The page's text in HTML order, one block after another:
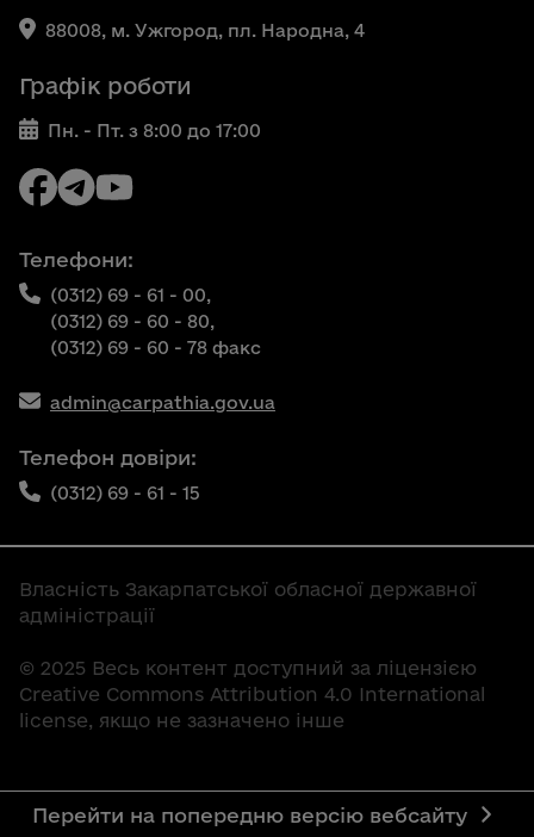
88008, м. Ужгород, пл. Народна, 4
Графік роботи
Пн. - Пт. з 8:00 до 17:00
Телефони:
(0312) 69 - 61 - 00,
(0312) 69 - 60 - 80,
(0312) 69 - 60 - 78 факс
admin@carpathia.gov.ua
Телефон довіри:
(0312) 69 - 61 - 15
Власність Закарпатської обласної державної
адміністрації
© 2025 Весь контент доступний за ліцензією
Creative Commons Attribution 4.0 International
license, якщо не зазначено інше
Перейти на попередню версію вебсайту